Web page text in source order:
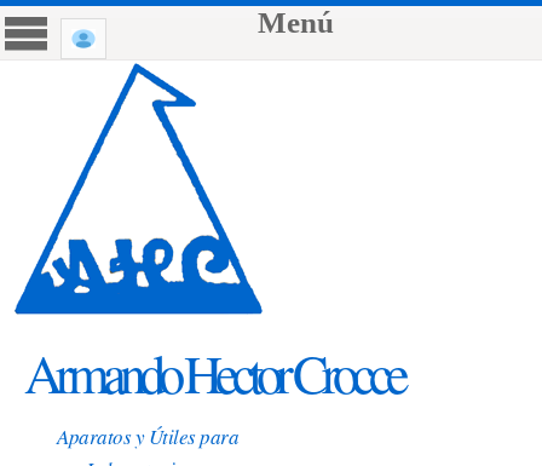
Armando Hector Crocce
Aparatos y Útiles para
Menú